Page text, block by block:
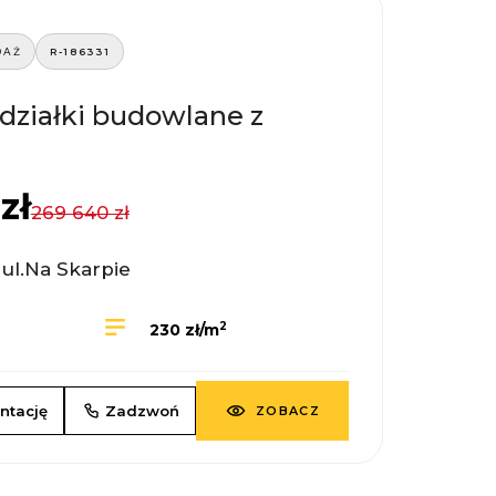
R-186331
budowlane z
269 640 zł
Skarpie
230 zł/m2
Zadzwoń ZOBACZ